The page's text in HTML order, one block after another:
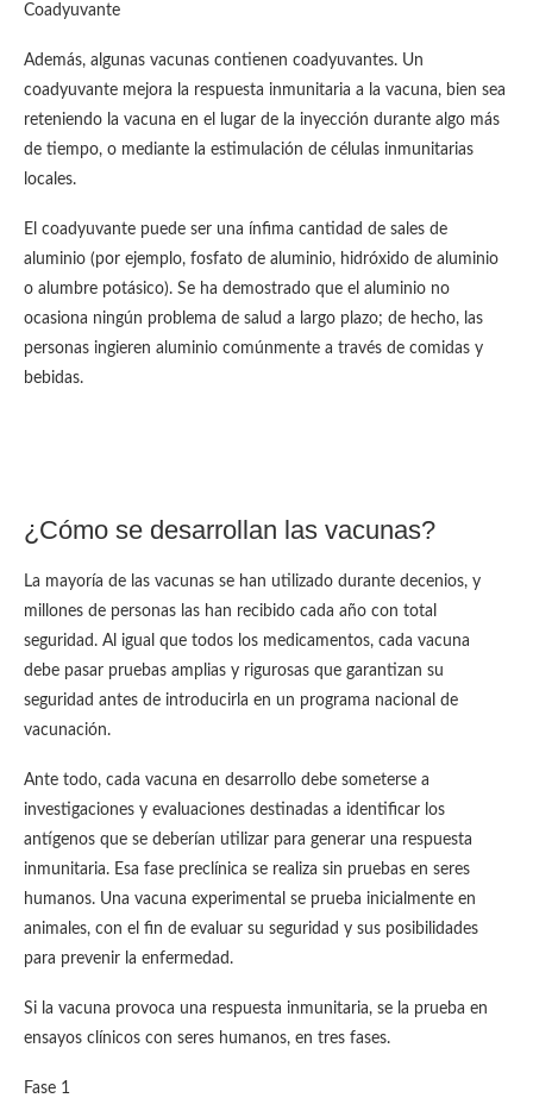
Coadyuvante
Además, algunas vacunas contienen coadyuvantes. Un
coadyuvante mejora la respuesta inmunitaria a la vacuna, bien sea
reteniendo la vacuna en el lugar de la inyección durante algo más
de tiempo, o mediante la estimulación de células inmunitarias
locales.
El coadyuvante puede ser una ínfima cantidad de sales de
aluminio (por ejemplo, fosfato de aluminio, hidróxido de aluminio
o alumbre potásico). Se ha demostrado que el aluminio no
ocasiona ningún problema de salud a largo plazo; de hecho, las
personas ingieren aluminio comúnmente a través de comidas y
bebidas.
¿Cómo se desarrollan las vacunas?
La mayoría de las vacunas se han utilizado durante decenios, y
millones de personas las han recibido cada año con total
seguridad. Al igual que todos los medicamentos, cada vacuna
debe pasar pruebas amplias y rigurosas que garantizan su
seguridad antes de introducirla en un programa nacional de
vacunación.
Ante todo, cada vacuna en desarrollo debe someterse a
investigaciones y evaluaciones destinadas a identificar los
antígenos que se deberían utilizar para generar una respuesta
inmunitaria. Esa fase preclínica se realiza sin pruebas en seres
humanos. Una vacuna experimental se prueba inicialmente en
animales, con el fin de evaluar su seguridad y sus posibilidades
para prevenir la enfermedad.
Si la vacuna provoca una respuesta inmunitaria, se la prueba en
ensayos clínicos con seres humanos, en tres fases.
Fase 1